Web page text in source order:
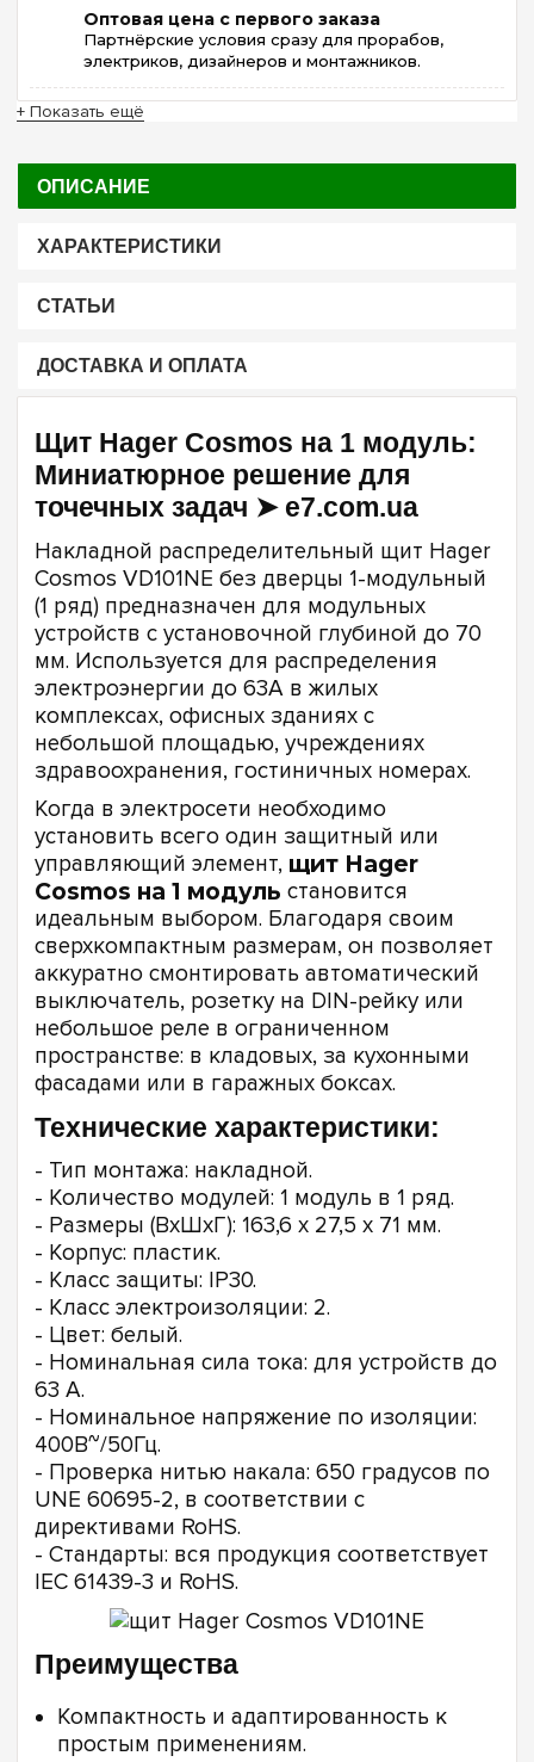
Оптовая цена с первого заказа
Партнёрские условия сразу для прорабов,
электриков, дизайнеров и монтажников.
+ Показать ещё
ОПИСАНИЕ
ХАРАКТЕРИСТИКИ
СТАТЬИ
ДОСТАВКА И ОПЛАТА
Щит Hager Cosmos на 1 модуль:
Миниатюрное решение для
точечных задач ➤ e7.com.ua
Накладной распределительный щит Hager
Cosmos VD101NE без дверцы 1-модульный
(1 ряд) предназначен для модульных
устройств с установочной глубиной до 70
мм. Используется для распределения
электроэнергии до 63А в жилых
комплексах, офисных зданиях с
небольшой площадью, учреждениях
здравоохранения, гостиничных номерах.
Когда в электросети необходимо
установить всего один защитный или
управляющий элемент, щит Hager
Cosmos на 1 модуль становится
идеальным выбором. Благодаря своим
сверхкомпактным размерам, он позволяет
аккуратно смонтировать автоматический
выключатель, розетку на DIN-рейку или
небольшое реле в ограниченном
пространстве: в кладовых, за кухонными
фасадами или в гаражных боксах.
Технические характеристики:
- Тип монтажа: накладной.
- Количество модулей: 1 модуль в 1 ряд.
- Размеры (ВxШxГ): 163,6 x 27,5 x 71 мм.
- Корпус: пластик.
- Класс защиты: IP30.
- Класс электроизоляции: 2.
- Цвет: белый.
- Номинальная сила тока: для устройств до
63 А.
- Номинальное напряжение по изоляции:
400В~/50Гц.
- Проверка нитью накала: 650 градусов по
UNE 60695-2, в соответствии с
директивами RoHS.
- Стандарты: вся продукция соответствует
IEC 61439-3 и RoHS.
Преимущества
Компактность и адаптированность к
простым применениям.